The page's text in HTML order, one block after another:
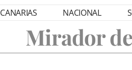
CANARIAS NACIONAL
Mirador